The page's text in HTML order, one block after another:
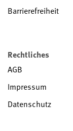
Barrierefreiheit
Rechtliches
AGB
Impressum
Datenschutz